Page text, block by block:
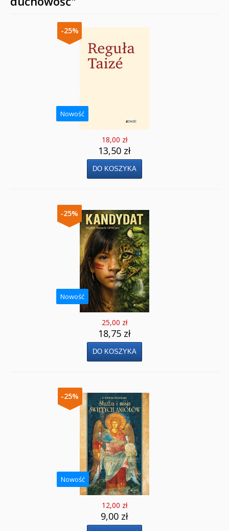
-25%
Nowość
18,00 zł
13,50 zł
-25%
Nowość
25,00 zł
18,75 zł
-25%
Nowość
12,00 zł
9,00 zł